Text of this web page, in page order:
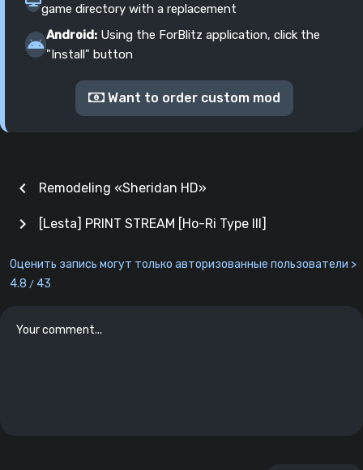
game directory with a replacement
Android: Using the ForBlitz application, click the
"Install" button
Want to order custom mod
chevron_left Remodeling «Sheridan HD»
[Lesta] PRINT STREAM [Ho-Ri Type lll]
chevron_right
Оценить запись могут только авторизованные пользователи >
4.8 / 43